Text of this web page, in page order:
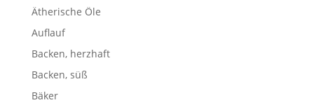
Ätherische Öle
Auflauf
Backen, herzhaft
Backen, süß
Bäker